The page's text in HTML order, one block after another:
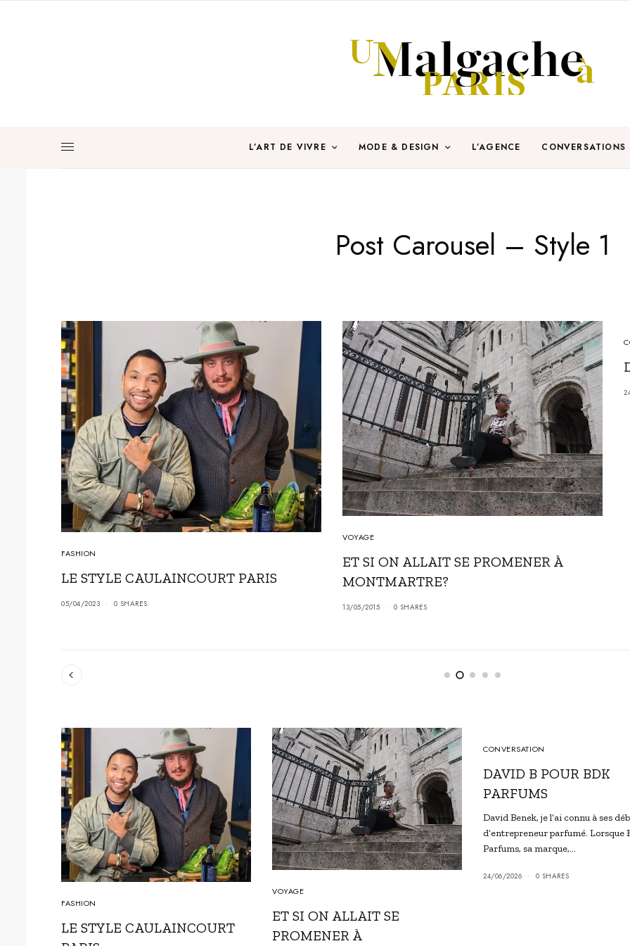
L’ART DE VIVRE MODE & DESIGN L’AGENCE CONVERSATIONS
Post Carousel – Style 1
FASHION
LE STYLE CAULAINCOURT PARIS
05/04/2023 0 SHARES
VOYAGE
ET SI ON ALLAIT SE PROMENER À
MONTMARTRE?
13/05/2015 0 SHARES
FASHION
LE STYLE CAULAINCOURT
VOYAGE
ET SI ON ALLAIT SE
PROMENER À
CONVERSATION
DAVID B POUR BDK
PARFUMS
David Benek, je l’ai connu à ses
d’entrepreneur parfumé. Lorsque
Parfums, sa marque,…
24/06/2026 0 SHARES